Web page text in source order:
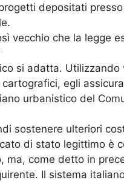
depositati
vecchio che la legge
si adatta.
egli
urbanistico del
sostenere ulteriori
di stato legittimo è
ma, come detto in
Il sistema